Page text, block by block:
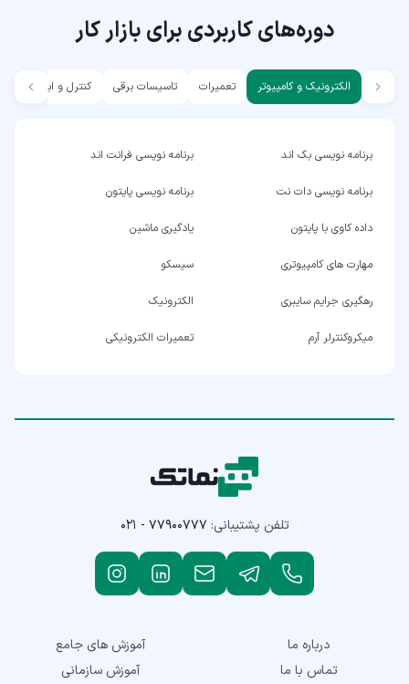
دوره‌های کاربردی برای بازار کار
الکترونیک و کامپیوتر تعمیرات تاسیسات برقی کنترل و ابزار دقیق
برنامه نویسی بک اند برنامه نویسی فرانت اند
برنامه نویسی دات نت برنامه نویسی پایتون
داده کاوی با پایتون یادگیری ماشین
مهارت های کامپیوتری سیسکو
رهگیری جرایم سایبری الکترونیک
میکروکنترلر آرم تعمیرات الکترونیکی
تلفن پشتیبانی: ۰۲۱ - ۷۷۹۰۰۷۷۷
درباره ما
تماس با ما
آموزش های جامع
آموزش سازمانی